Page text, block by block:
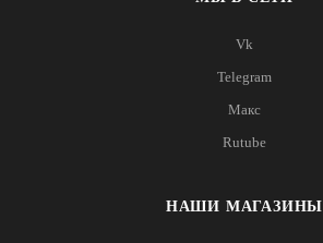
Vk
Telegram
Макс
Rutube
НАШИ МАГАЗИНЫ